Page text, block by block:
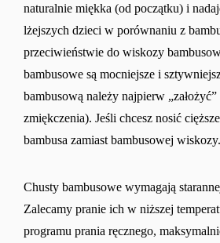
naturalnie miękka (od początku) i
lżejszych dzieci w porównaniu z
przeciwieństwie do wiskozy
bambusowe są mocniejsze i
bambusową należy najpierw
zmiękczenia). Jeśli chcesz nosić
bambusa zamiast bambusowej wiskozy.
Chusty bambusowe wymagają
Zalecamy pranie ich w niższej
programu prania ręcznego,